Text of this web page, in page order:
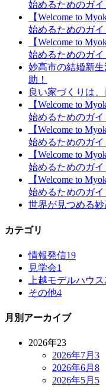
始めるためのガ
【Welcome to
始めるためのガ
【Welcome to
始めるためのガ
妙高市の結婚新
助！
良い家づくりは
【Welcome to
始めるためのガ
【Welcome to
始めるためのガ
【Welcome to
始めるためのガ
【Welcome to
始めるためのガ
世界が見つめる
カテゴリ
情報発信19
見学会1
上越モデルハウス
その他4
月別アーカイブ
2026年23
2026年7月 3
2026年6月 8
2026年5月 5